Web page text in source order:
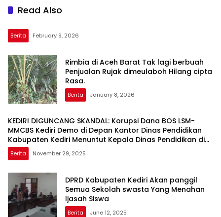
Read Also
Berita February 9, 2026
Rimbia di Aceh Barat Tak lagi berbuah
Penjualan Rujak dimeulaboh Hilang cipta
Rasa.
Berita January 8, 2026
KEDIRI DIGUNCANG SKANDAL: Korupsi Dana BOS LSM-
MMCBS Kediri Demo di Depan Kantor Dinas Pendidikan
Kabupaten Kediri Menuntut Kepala Dinas Pendidikan di
Copot dari Jabatannya
Berita November 29, 2025
DPRD Kabupaten Kediri Akan panggil
Semua Sekolah swasta Yang Menahan
Ijasah Siswa
Berita June 12, 2025